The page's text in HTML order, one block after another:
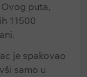
puta,
11500
je spakovao
samo u